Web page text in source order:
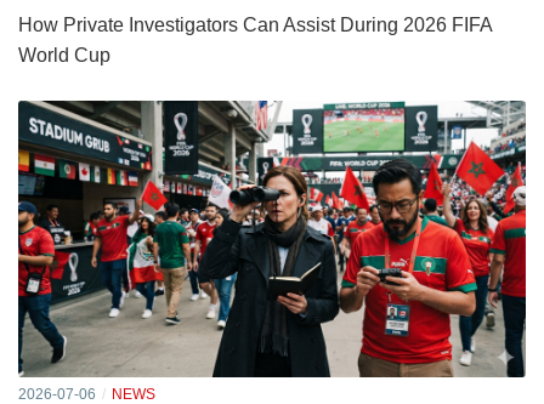
How Private Investigators Can Assist During 2026 FIFA
World Cup
2026-07-06 NEWS